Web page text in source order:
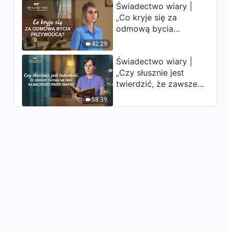
42:29
Świadectwo wiary |
„Co kryje się za
odmową bycia
58:39
Świadectwo wiary |
„Czy słusznie jest
twierdzić, że zawsze
baczności przed